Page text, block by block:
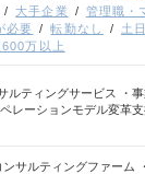
大手企業 管理職・
必要 転勤なし 土
万以上
ルティングサービス ・
レーションモデル変革
ンサルティングファーム